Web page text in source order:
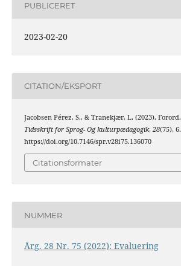
PUBLICERET
2023-02-20
CITATION/EKSPORT
Jacobsen Pérez, S., & Tranekjær, L. (2023). Forord.
Tidsskrift for Sprog- Og kulturpædagogik, 28(75), 6.
https://doi.org/10.7146/spr.v28i75.136070
Citationsformater
NUMMER
Årg. 28 Nr. 75 (2022): Evaluering